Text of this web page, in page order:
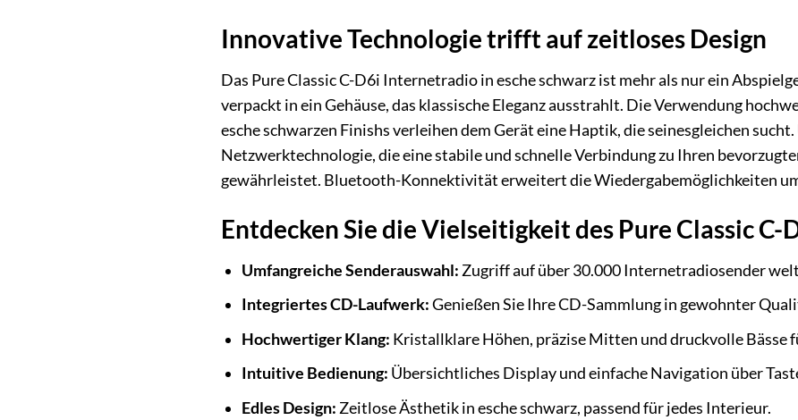
Innovative Technologie trifft auf zeitloses Design
Das Pure Classic C-D6i Internetradio in esche schwarz ist mehr als nur ein
verpackt in ein Gehäuse, das klassische Eleganz ausstrahlt. Die Verwendung
esche schwarzen Finishs verleihen dem Gerät eine Haptik, die seinesgleichen
Netzwerktechnologie, die eine stabile und schnelle Verbindung zu Ihren
gewährleistet. Bluetooth-Konnektivität erweitert die Wiedergabemöglichkeiten
Entdecken Sie die Vielseitigkeit des Pure Classic C-
Umfangreiche Senderauswahl: Zugriff auf über 30.000 Internetradiosender
Integriertes CD-Laufwerk:Genießen Sie Ihre CD-Sammlung in gewohnter
Hochwertiger Klang: Kristallklare Höhen, präzise Mitten und druckvolle Bässe
Intuitive Bedienung: Übersichtliches Display und einfache Navigation über
Edles Design: Zeitlose Ästhetik in esche schwarz, passend für jedes Interieur.